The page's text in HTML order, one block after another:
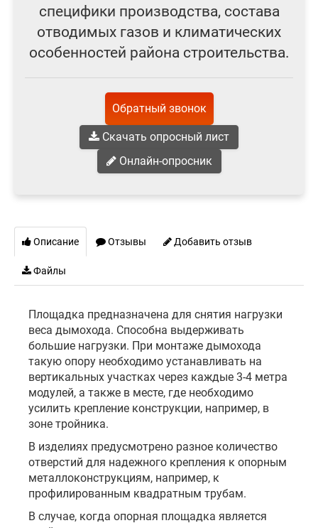
специфики производства, состава
отводимых газов и климатических
особенностей района строительства.
Обратный звонок
Скачать опросный лист
Онлайн-опросник
Описание Отзывы Добавить отзыв
Файлы
Площадка предназначена для снятия нагрузки
веса дымохода. Способна выдерживать
большие нагрузки. При монтаже дымохода
такую опору необходимо устанавливать на
вертикальных участках через каждые 3-4 метра
модулей, а также в месте, где необходимо
усилить крепление конструкции, например, в
зоне тройника.
В изделиях предусмотрено разное количество
отверстий для надежного крепления к опорным
металлоконструкциям, например, к
профилированным квадратным трубам.
В случае, когда опорная площадка является